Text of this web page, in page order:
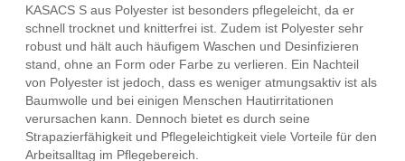
KASACS S aus Polyester ist besonders pflegeleicht, da er
schnell trocknet und knitterfrei ist. Zudem ist Polyester sehr
robust und hält auch häufigem Waschen und Desinfizieren
stand, ohne an Form oder Farbe zu verlieren. Ein Nachteil
von Polyester ist jedoch, dass es weniger atmungsaktiv ist als
Baumwolle und bei einigen Menschen Hautirritationen
verursachen kann. Dennoch bietet es durch seine
Strapazierfähigkeit und Pflegeleichtigkeit viele Vorteile für den
Arbeitsalltag im Pflegebereich.